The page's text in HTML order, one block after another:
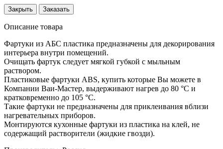
Закрыть Заказать
Описание товара
Фартуки из АБС пластика предназначены для декорирования
интерьера внутри помещений.
Очищать фартук следует мягкой губкой с мыльным
раствором.
Пластиковые фартуки ABS, купить которые Вы можете в
Компании Ваи-Мастер, выдерживают нагрев до 80 °С и
кратковременно до 105 °С.
Такие фартуки не предназначены для приклеивания вблизи
нагревательных приборов.
Монтируются кухонные фартуки из пластика на клей, не
содержащий растворители (жидкие гвозди).